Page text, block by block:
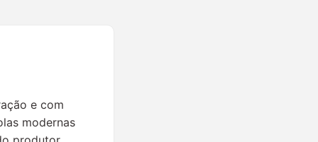
e com
modernas